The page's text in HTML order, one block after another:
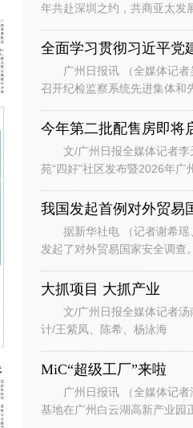
年共赴深圳之约，共商亚太发展大计，共创
广州日报讯 （全媒体记者
召开纪检监察系统先进集体和
今年第二批配售房即将
文/广州日报全媒体记者
苑“四好”社区发布暨2026年广
我国发起首例对外贸易
据新华社电 （记者谢希瑶
发起了对外贸易国家安全调查
大抓项目 大抓产业
文/广州日报全媒体记者汤
计/王紫凤、陈希、杨泳海
MiC“超级工厂”来啦
广州日报讯 （全媒体记者
基地在广州白云湖高新产业